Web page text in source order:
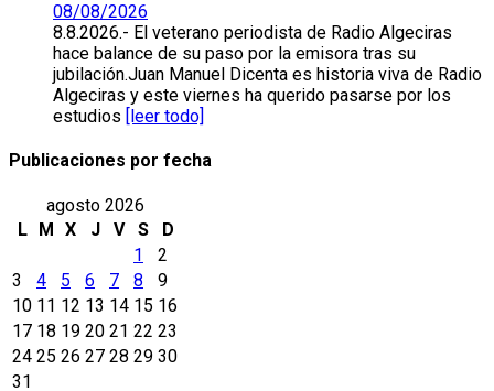
08/08/2026
8.8.2026.- El veterano periodista de Radio Algeciras
hace balance de su paso por la emisora tras su
jubilación.Juan Manuel Dicenta es historia viva de Radio
Algeciras y este viernes ha querido pasarse por los
estudios [leer todo]
Publicaciones por fecha
agosto 2026
L
M X J V S
D
1
2
3
4 5 6 7 8
9
10 11 12 13 14 15 16
17 18 19 20 21 22 23
24 25 26 27 28 29 30
31